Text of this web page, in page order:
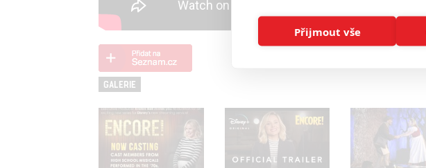
GALERIE
Přijmout vše